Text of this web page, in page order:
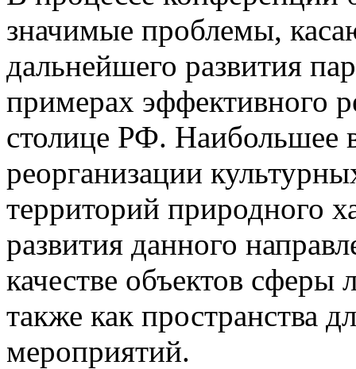
значимые проблемы,
дальнейшего развития
примерах эффективного
столице РФ. Наибольшее
реорганизации
территорий природного
развития данного
качестве объектов
также как пространства
мероприятий.